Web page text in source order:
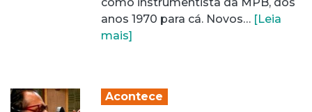
anos 1970 para cá. Novos… [Leia
mais]
Acontece